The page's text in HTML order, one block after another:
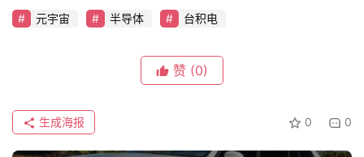
能
测
元宇宙 半导体 台积电
赞 (0)
0 0
生成海报